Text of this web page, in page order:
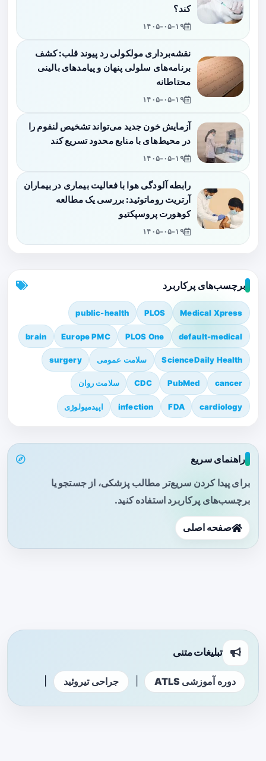
کند؟
۱۴۰۵-۰۵-۱۹
نقشه‌برداری مولکولی رد پیوند قلب: کشف
برنامه‌های سلولی پنهان و پیامدهای بالینی
محتاطانه
۱۴۰۵-۰۵-۱۹
آزمایش خون جدید می‌تواند تشخیص لنفوم را
در محیط‌های با منابع محدود تسریع کند
۱۴۰۵-۰۵-۱۹
رابطه آلودگی هوا با فعالیت بیماری در بیماران
آرتریت روماتوئید: بررسی یک مطالعه
کوهورت پروسپکتیو
۱۴۰۵-۰۵-۱۹
برچسب‌های پرکاربرد
Medical Xpress
PLOS
public-health
default-medical
PLOS One
Europe PMC
brain
ScienceDaily Health سلامت عمومی surgery
cancer
PubMed
CDC سلامت روان
cardiology
FDA
infection اپیدمیولوژی
راهنمای سریع
برای پیدا کردن سریع‌تر مطالب پزشکی، از جستجو یا
برچسب‌های پرکاربرد استفاده کنید.
صفحه اصلی
تبلیغات متنی
دوره آموزشی ATLS جراحی تیروئید